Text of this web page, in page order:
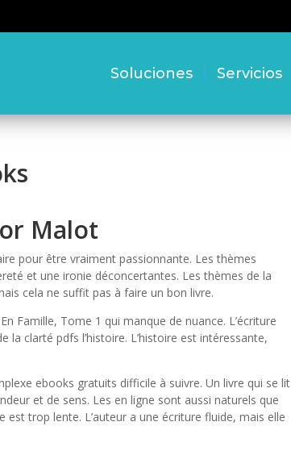
Soluciones Servicios
Malot
pour être vraiment passionnante. Les thèmes
et une ironie déconcertantes. Les thèmes de la
cela ne suffit pas à faire un bon livre.
Famille, Tome 1 qui manque de nuance. L’écriture
clarté pdfs l’histoire. L’histoire est intéressante,
ebooks gratuits difficile à suivre. Un livre qui se lit
et de sens. Les en ligne sont aussi naturels que
est trop lente. L’auteur a une écriture fluide, mais elle